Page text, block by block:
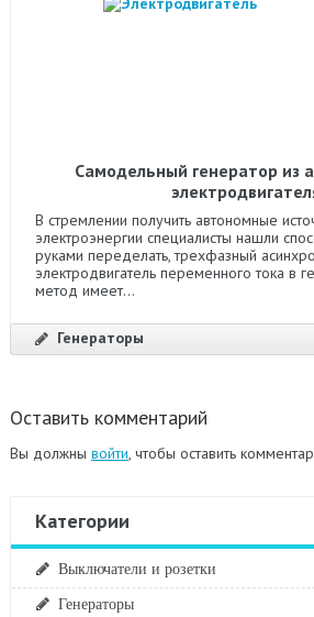
Самодельный генератор из
В стремлении получить автономные
электроэнергии специалисты нашли
руками переделать, трехфазный
электродвигатель переменного тока в
метод имеет...
Генераторы
Оставить комментарий
Вы должны войти , чтобы оставить
Категории
Выключатели и розетки
Генераторы